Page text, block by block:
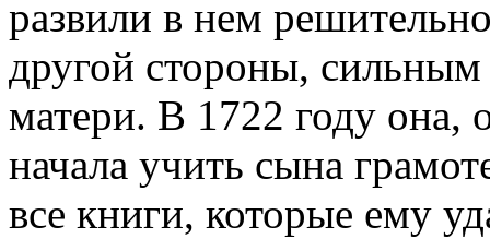
развили в нем
другой стороны,
матери. В 1722 году она,
начала учить сына
все книги, которые ему